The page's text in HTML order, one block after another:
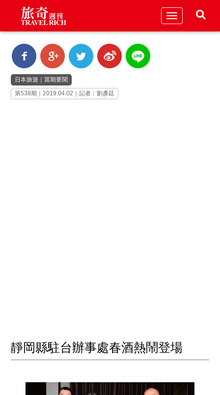
Toggle
日本旅遊 ｜當期要聞
第538期｜2019.04.02｜記者：劉彥廷
靜岡縣駐台辦事處春酒熱鬧登場